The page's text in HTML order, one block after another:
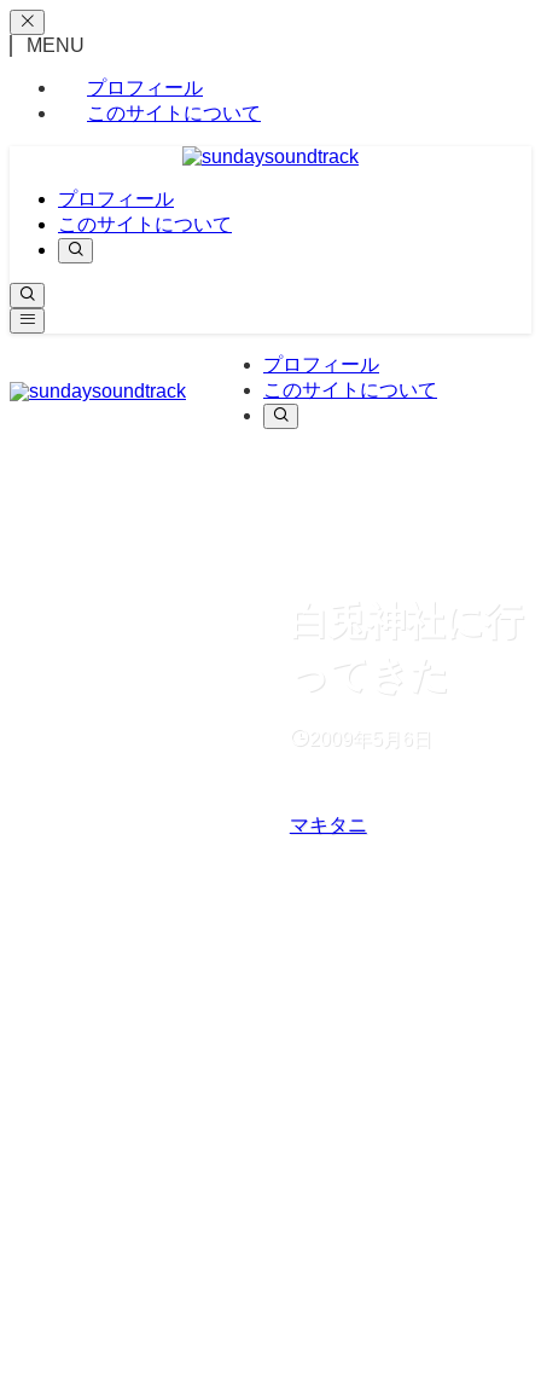
MENU
プロフィール
このサイトについて
プロフィール
このサイトについて
プロフィール
このサイトについて
白兎神社に行
ってきた
2009年5月6日
マキタニ